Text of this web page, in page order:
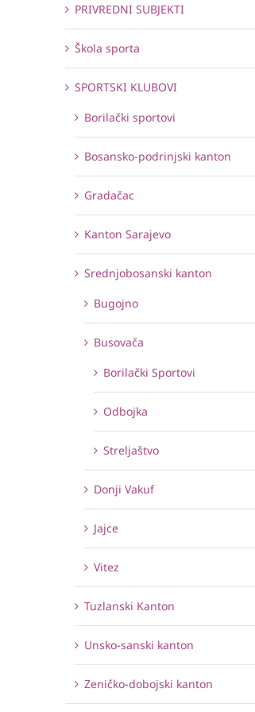
PRIVREDNI SUBJEKTI
Škola sporta
SPORTSKI KLUBOVI
Borilački sportovi
Bosansko-podrinjski kanton
Gradačac
Kanton Sarajevo
Srednjobosanski kanton
Bugojno
Busovača
Borilački Sportovi
Odbojka
Streljaštvo
Donji Vakuf
Jajce
Vitez
Tuzlanski Kanton
Unsko-sanski kanton
Zeničko-dobojski kanton